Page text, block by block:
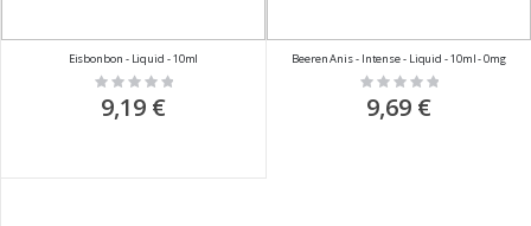
Eisbonbon - Liquid - 10ml
Rating:
0%
9,19 €
Beeren Anis - Intense - Liquid - 10ml - 0mg
Rating:
0%
9,69 €